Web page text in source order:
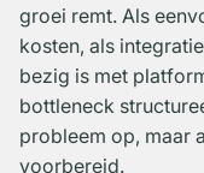
groei remt. Als
kosten, als
bezig is met
bottleneck
probleem op, maar
voorbereid.